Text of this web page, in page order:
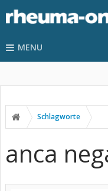
MENU
Schlagworte
anca